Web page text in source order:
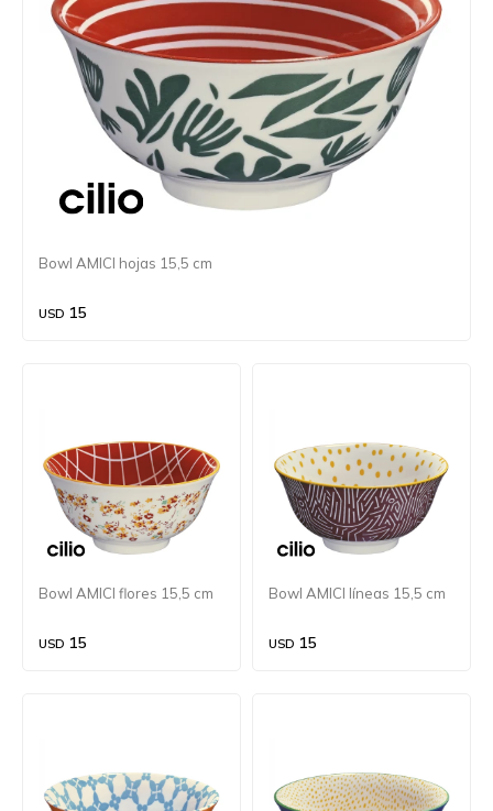
Bowl AMICI hojas 15,5 cm
USD 15
Bowl AMICI flores 15,5 cm
USD 15
Bowl AMICI líneas 15,5 cm
USD 15